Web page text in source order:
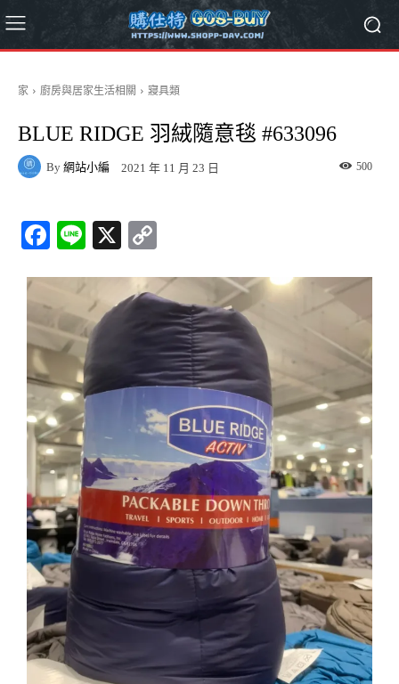
家 廚房與居家生活相關 寢具類
BLUE RIDGE 羽絨隨意毯 #633096
By 網站小編 2021 年 11 月 23 日 500
Fa
bo
ok
Li
X
y
Li
nk